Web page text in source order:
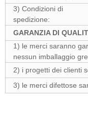
3) Condizioni di
spedizione:
GARANZIA DI
1) le merci saranno
nessun imballaggio
2) i progetti dei clienti
3) le merci difettose